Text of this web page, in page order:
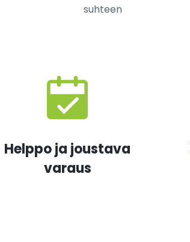
suhteen
Helppo ja joustava
varaus